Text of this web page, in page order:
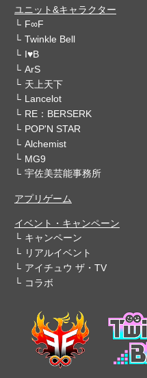
ユニット&キャラクター
F∞F
Twinkle Bell
I♥B
ArS
天上天下
Lancelot
RE：BERSERK
POP'N STAR
Alchemist
MG9
宇佐美芸能事務所
アプリゲーム
イベント・キャンペーン
キャンペーン
リアルイベント
アイチュウ ザ・TV
コラボ